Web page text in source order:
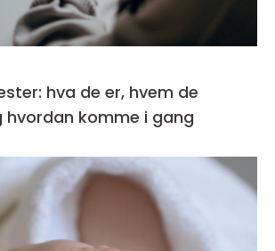
hva de er, hvem de
hvordan komme i gang